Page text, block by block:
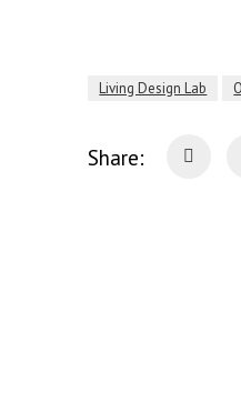
Living Design Lab
Share: